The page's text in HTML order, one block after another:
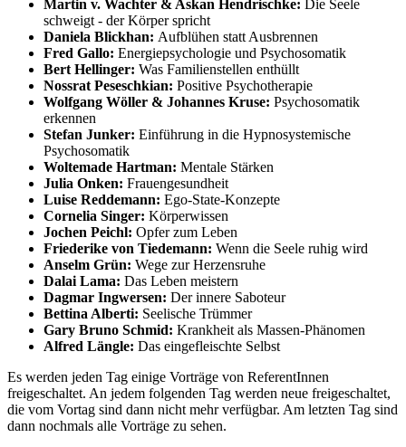
Martin v. Wachter & Askan Hendrischke: Die Seele
schweigt - der Körper spricht
Daniela Blickhan: Aufblühen statt Ausbrennen
Fred Gallo: Energiepsychologie und Psychosomatik
Bert Hellinger: Was Familienstellen enthüllt
Nossrat Peseschkian: Positive Psychotherapie
Wolfgang Wöller & Johannes Kruse: Psychosomatik
erkennen
Stefan Junker: Einführung in die Hypnosystemische
Psychosomatik
Woltemade Hartman: Mentale Stärken
Julia Onken: Frauengesundheit
Luise Reddemann: Ego-State-Konzepte
Cornelia Singer: Körperwissen
Jochen Peichl: Opfer zum Leben
Friederike von Tiedemann: Wenn die Seele ruhig wird
Anselm Grün: Wege zur Herzensruhe
Dalai Lama: Das Leben meistern
Dagmar Ingwersen: Der innere Saboteur
Bettina Alberti: Seelische Trümmer
Gary Bruno Schmid: Krankheit als Massen-Phänomen
Alfred Längle: Das eingefleischte Selbst
Es werden jeden Tag einige Vorträge von ReferentInnen
freigeschaltet. An jedem folgenden Tag werden neue freigeschaltet,
die vom Vortag sind dann nicht mehr verfügbar. Am letzten Tag sind
dann nochmals alle Vorträge zu sehen.